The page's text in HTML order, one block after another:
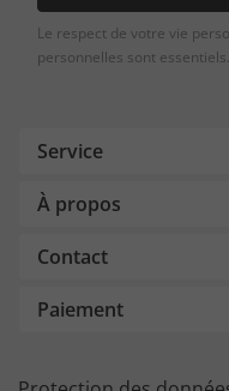
Le respect de votre vie
personnelles sont essentiels.
Service
À propos
Contact
Paiement